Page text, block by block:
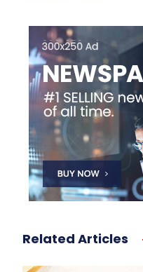
Related Articles